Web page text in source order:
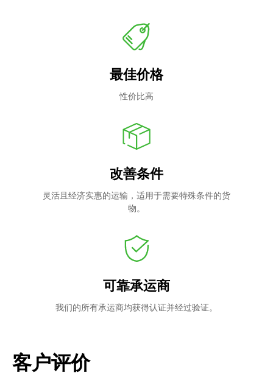
最佳价格
性价比高
改善条件
灵活且经济实惠的运输，适用于需要特殊条件的货
物。
可靠承运商
我们的所有承运商均获得认证并经过验证。
客户评价